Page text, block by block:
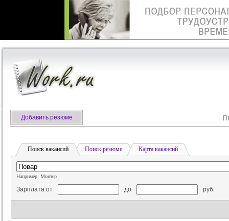
Добавить резюме
Поиск вакансий Поиск резюме Карта вакансий
Например: Монтер
Зарплата от до руб.